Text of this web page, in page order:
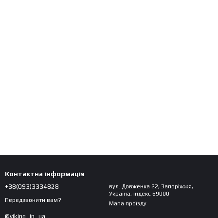
Контактна інформація
+38(093)3334828
Передзвонити вам?
@viking_in_ua
вул. Довженка 22, Запоріжжя,
Україна, індекс 69000
Мапа проїзду